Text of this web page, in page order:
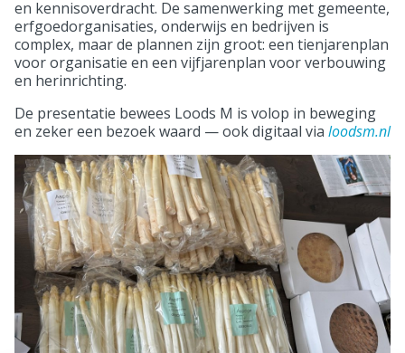
en kennisoverdracht. De samenwerking met gemeente,
erfgoedorganisaties, onderwijs en bedrijven is
complex, maar de plannen zijn groot: een tienjarenplan
voor organisatie en een vijfjarenplan voor verbouwing
en herinrichting.
De presentatie bewees Loods M is volop in beweging
en zeker een bezoek waard — ook digitaal via loodsm.nl